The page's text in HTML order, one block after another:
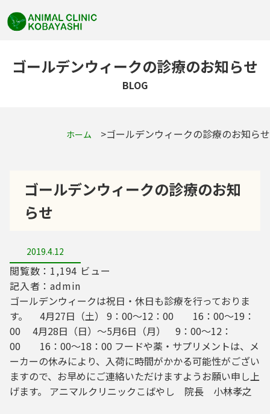
ゴールデンウィークの診療のお知らせ
BLOG
ホーム ゴールデンウィークの診療のお知らせ
ゴールデンウィークの診療のお知
らせ
2019.4.12
閲覧数：1,194 ビュー
記入者：admin
ゴールデンウィークは祝日・休日も診療を行っておりま
す。 4月27日（土） 9：00～12：00 16：00～19：
00 4月28日（日）～5月6日（月） 9：00～12：
00 16：00～18：00 フードや薬・サプリメントは、メ
ーカーの休みにより、入荷に時間がかかる可能性がござい
ますので、お早めにご連絡いただけますようお願い申し上
げます。 アニマルクリニックこばやし 院長 小林孝之